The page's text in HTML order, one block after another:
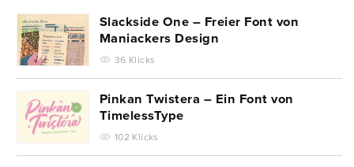
Slackside One – Freier Font von
Maniackers Design
36 Klicks
Pinkan Twistera – Ein Font von
TimelessType
102 Klicks